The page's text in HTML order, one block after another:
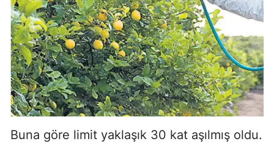
Buna göre limit yaklaşık 30 kat aşılmış oldu.